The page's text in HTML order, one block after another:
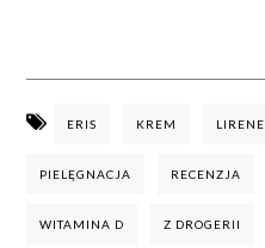
ERIS KREM LIRENE
PIELĘGNACJA RECENZJA
WITAMINA D Z DROGERII